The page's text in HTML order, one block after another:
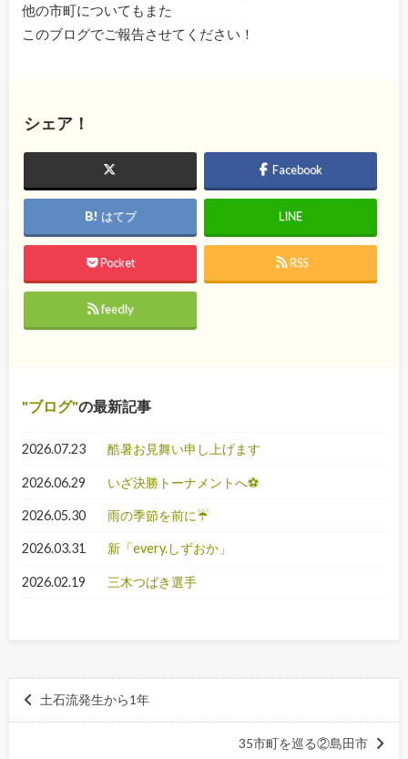
他の市町についてもまた
このブログでご報告させてください！
シェア！
Facebook
はてブ LINE
Pocket RSS
feedly
ブログ の最新記事
2026.07.23 酷暑お見舞い申し上げます
2026.06.29 いざ決勝トーナメントへ⚽
2026.05.30 雨の季節を前に☔
2026.03.31 新「every.しずおか」
2026.02.19 三木つばき選手
土石流発生から1年
35市町を巡る②島田市